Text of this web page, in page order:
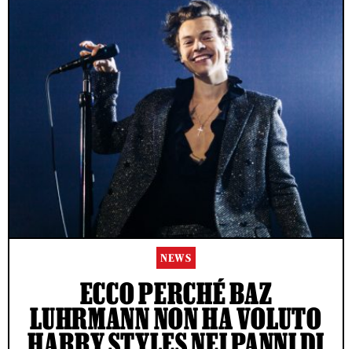
NEWS
ECCO PERCHÉ BAZ
LUHRMANN NON HA VOLUTO
ACCETTO LE NORME SUL TRATTAMENTO DEI DATI E
L'INVIO DELLA NEWSLETTER DI RS